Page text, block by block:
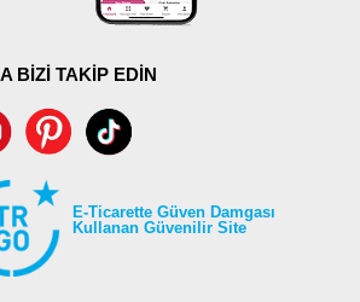
BİZİ TAKİP EDİN
E-Ticarette Güven Damgası
Kullanan Güvenilir Site